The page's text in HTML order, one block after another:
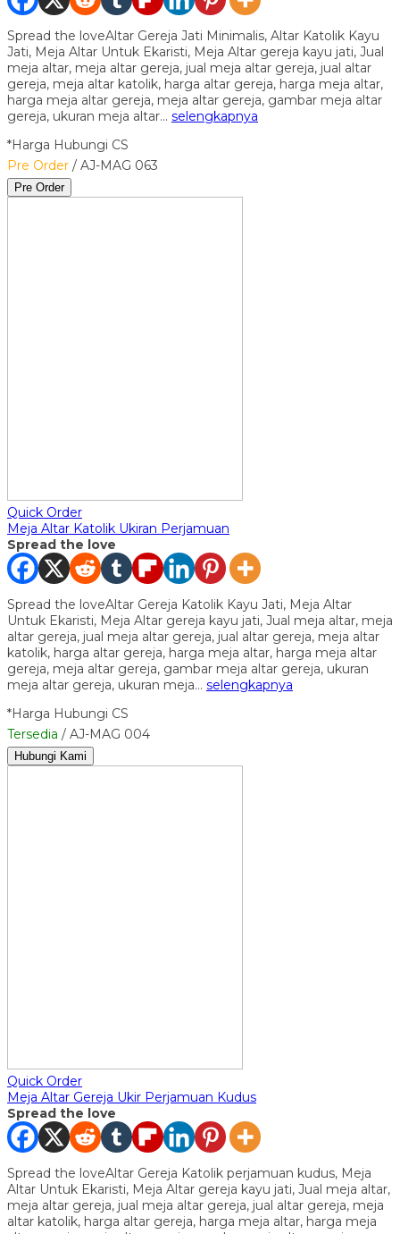
Spread the loveAltar Gereja Jati Minimalis, Altar Katolik Kayu
Jati, Meja Altar Untuk Ekaristi, Meja Altar gereja kayu jati, Jual
meja altar, meja altar gereja, jual meja altar gereja, jual altar
gereja, meja altar katolik, harga altar gereja, harga meja altar,
harga meja altar gereja, meja altar gereja, gambar meja altar
gereja, ukuran meja altar… selengkapnya
*Harga Hubungi CS
Pre Order / AJ-MAG 063
Pre Order
Quick Order
Meja Altar Katolik Ukiran Perjamuan
Spread the love
Spread the loveAltar Gereja Katolik Kayu Jati, Meja Altar
Untuk Ekaristi, Meja Altar gereja kayu jati, Jual meja altar, meja
altar gereja, jual meja altar gereja, jual altar gereja, meja altar
katolik, harga altar gereja, harga meja altar, harga meja altar
gereja, meja altar gereja, gambar meja altar gereja, ukuran
meja altar gereja, ukuran meja… selengkapnya
*Harga Hubungi CS
Tersedia / AJ-MAG 004
Hubungi Kami
Quick Order
Meja Altar Gereja Ukir Perjamuan Kudus
Spread the love
Spread the loveAltar Gereja Katolik perjamuan kudus, Meja
Altar Untuk Ekaristi, Meja Altar gereja kayu jati, Jual meja altar,
meja altar gereja, jual meja altar gereja, jual altar gereja, meja
altar katolik, harga altar gereja, harga meja altar, harga meja